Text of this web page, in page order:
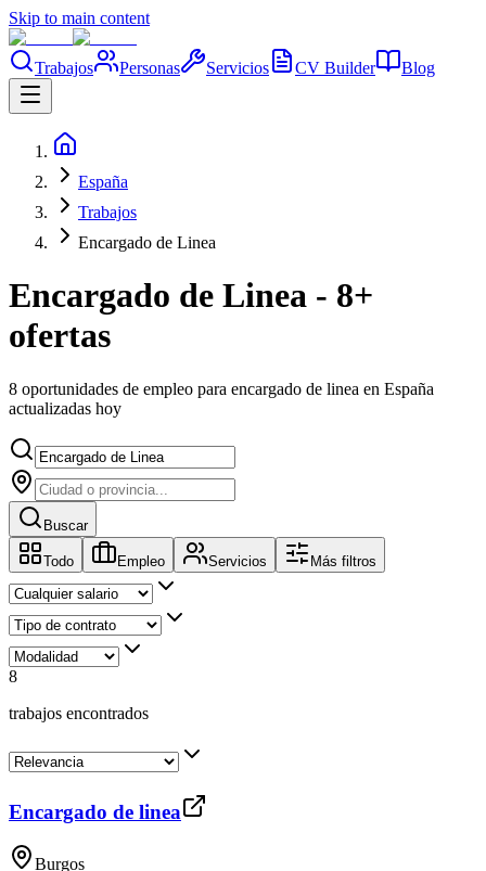
Skip to main content
Trabajos Personas Servicios CV Builder Blog
España
Trabajos
Encargado de Linea
Encargado de Linea - 8+
ofertas
8 oportunidades de empleo para encargado de linea en España
actualizadas hoy
Buscar
Todo Empleo Servicios Más filtros
8
trabajos encontrados
Encargado de linea
Burgos